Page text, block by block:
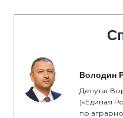
Володин
Депутат
(«Единая
по